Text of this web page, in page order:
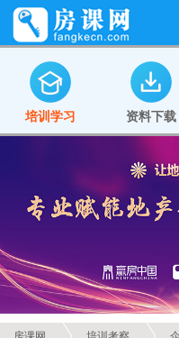
培训学习 资料下载